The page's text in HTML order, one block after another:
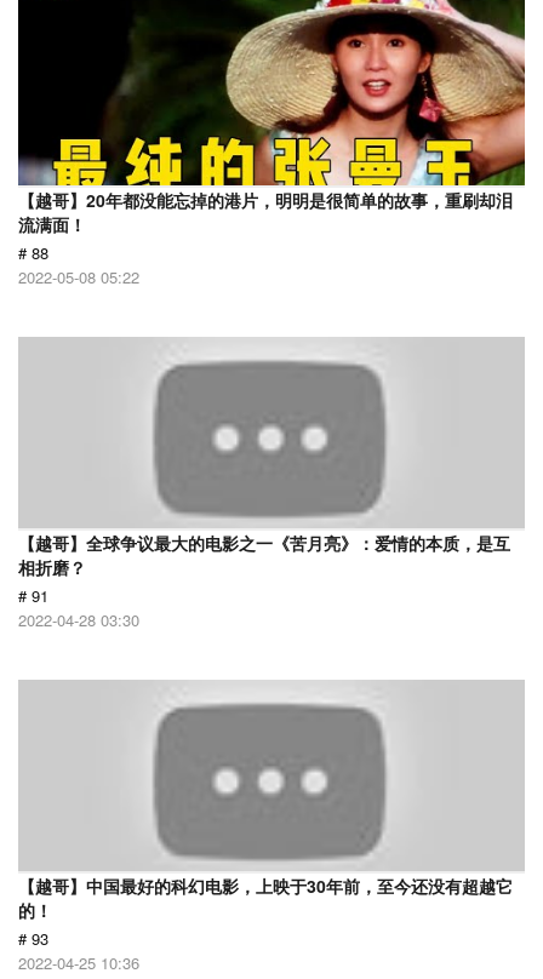
【越哥】20年都没能忘掉的港片，明明是很简单的故事，重刷却泪
流满面！
# 88
2022-05-08 05:22
【越哥】全球争议最大的电影之一《苦月亮》：爱情的本质，是互
相折磨？
# 91
2022-04-28 03:30
【越哥】中国最好的科幻电影，上映于30年前，至今还没有超越它
的！
# 93
2022-04-25 10:36